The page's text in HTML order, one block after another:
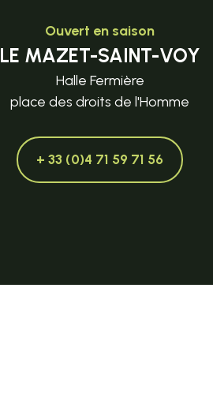
Ouvert en saison
LE MAZET-SAINT-VOY
Halle Fermière
place des droits de l'Homme
+ 33 (0)4 71 59 71 56